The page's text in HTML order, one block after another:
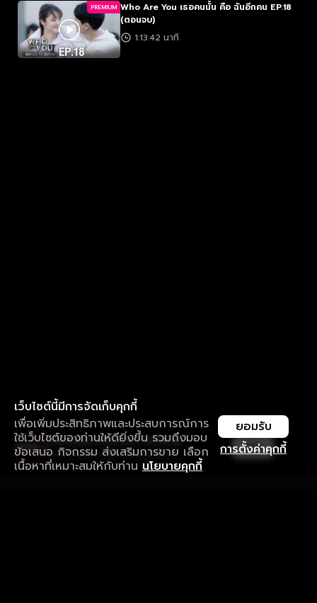
PREMIUM Who Are You เธอคนนั้น คือ ฉันอีกคน EP.18
(ตอนจบ)
1:13:42 นาที
เว็บไซต์นี้มีการจัดเก็บคุกกี้
เพื่อเพิ่มประสิทธิภาพและประสบการณ์การ
ใช้เว็บไซต์ของท่านให้ดียิ่งขึ้น รวมถึงมอบ
ข้อเสนอ กิจกรรม ส่งเสริมการขาย เลือก
เนื้อหาที่เหมาะสมให้กับท่าน นโยบายคุกกี้
การตั้งค่าคุกกี้
ยอมรับ
ใช้งานแอป ลื่นไหลกว่า ไม่มีสะดุด
ดาวน์โหลดแอปเพื่อการรับชมที่ดีกว่า เปิด